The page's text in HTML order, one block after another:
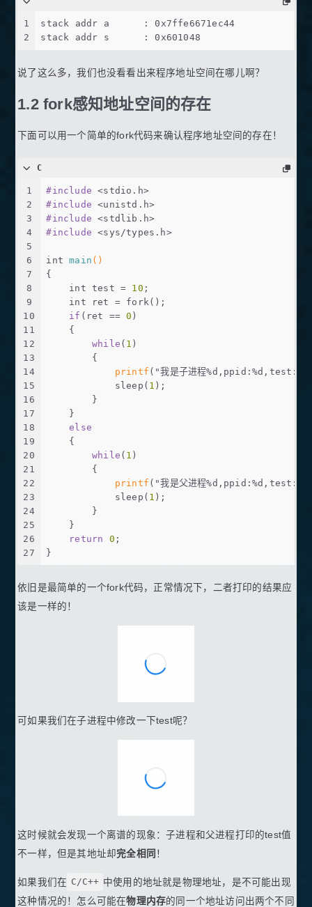
1
2
stack addr a      : 0x7ffe6671ec44
stack addr s      : 0x601048
说了这么多，我们也没看看出来程序地址空间在哪儿啊？
1.2 fork感知地址空间的存在
下面可以用一个简单的fork代码来确认程序地址空间的存在！
C
1
2
3
4
5
6
7
8
9
10
11
12
13
14
15
16
17
18
19
20
21
22
23
24
25
26
27
#include
<stdio.h>
#include
<unistd.h>
#include
<stdlib.h>
#include <sys/types.h>
int main ()
{
int test = 10 ;
int ret = fork();
if (ret == 0 )
    {
while ( 1 )
        {
printf ( "我是子进程
            sleep(
1 );
        }
    }
else
    {
while ( 1 )
        {
printf ( "我是父进程
            sleep(
1 );
        }
    }
return
0 ;
}
依旧是最简单的一个fork代码，正常情况下，二者打印的结果应
该是一样的！
可如果我们在子进程中修改一下test呢？
这时候就会发现一个离谱的现象：子进程和父进程打印的test值
不一样，但是其地址却完全相同 ！
如果我们在 C/C++ 中使用的地址就是物理地址，是不可能出现
这种情况的！怎么可能在物理内存的同一个地址访问出两个不同